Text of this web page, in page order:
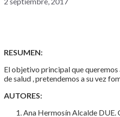
RESUMEN:
El objetivo principal que
de salud , pretendemos a su vez
AUTORES:
Ana Hermosín Alcalde DUE.